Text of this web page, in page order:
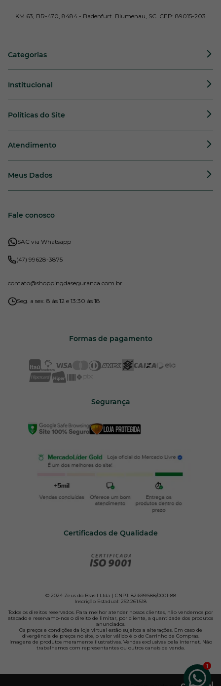
KM 63, BR-470, 8484 - Badenfurt. Blumenau, SC. CEP: 89015-203
Categorias
Institucional
Políticas do Site
Atendimento
Meus Dados
Fale conosco
SAC via Whatsapp
(47) 99628-3875
contato@shoppingdaseguranca.com.br
Seg. a sex. 8 às 12 e 13:30 às 18
Formas de pagamento
Segurança
Certificados de Qualidade
© 2024 Zeus do Brasil Ltda | CNPJ: 82.699.588/0001-88
Inscrição Estadual: 252.261.518
Todos os direitos reservados. Para melhor atender nossos clientes, não vendemos por
atacado e reservamo-nos o direito de limitar, por cliente, a quantidade dos produtos
anunciados.
Os preços e condições da loja virtual estão sujeitos a alterações. Em caso de
divergência de preços no site, o valor válido é o do Carrinho de Compras.
Imagens de produtos meramente ilustrativas. Vendas exclusivas pela internet. Não
trabalhamos com representantes ou outros canais de venda.